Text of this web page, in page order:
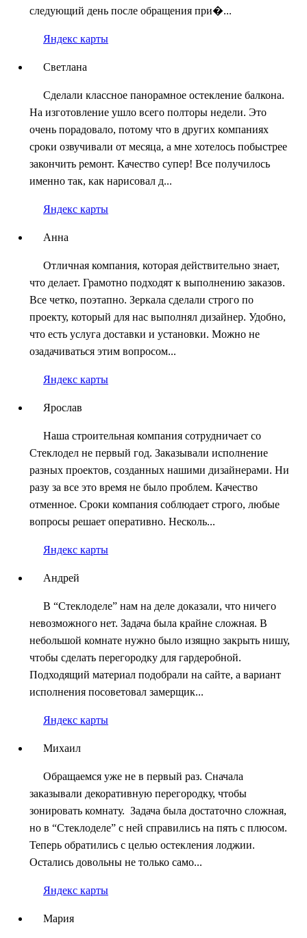
следующий день после обращения при�...
Яндекс карты
Светлана
Сделали классное панорамное остекление балкона.
На изготовление ушло всего полторы недели. Это
очень порадовало, потому что в других компаниях
сроки озвучивали от месяца, а мне хотелось побыстрее
закончить ремонт. Качество супер! Все получилось
именно так, как нарисовал д...
Яндекс карты
Анна
Отличная компания, которая действительно знает,
что делает. Грамотно подходят к выполнению заказов.
Все четко, поэтапно. Зеркала сделали строго по
проекту, который для нас выполнял дизайнер. Удобно,
что есть услуга доставки и установки. Можно не
озадачиваться этим вопросом...
Яндекс карты
Ярослав
Наша строительная компания сотрудничает со
Стеклодел не первый год. Заказывали исполнение
разных проектов, созданных нашими дизайнерами. Ни
разу за все это время не было проблем. Качество
отменное. Сроки компания соблюдает строго, любые
вопросы решает оперативно. Несколь...
Яндекс карты
Андрей
В “Стеклоделе” нам на деле доказали, что ничего
невозможного нет. Задача была крайне сложная. В
небольшой комнате нужно было изящно закрыть нишу,
чтобы сделать перегородку для гардеробной.
Подходящий материал подобрали на сайте, а вариант
исполнения посоветовал замерщик...
Яндекс карты
Михаил
Обращаемся уже не в первый раз. Сначала
заказывали декоративную перегородку, чтобы
зонировать комнату. Задача была достаточно сложная,
но в “Стеклоделе” с ней справились на пять с плюсом.
Теперь обратились с целью остекления лоджии.
Остались довольны не только само...
Яндекс карты
Мария